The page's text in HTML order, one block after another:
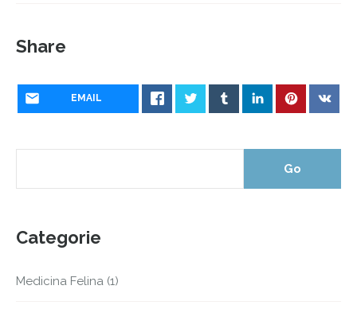
Share
EMAIL
Categorie
Medicina Felina (1)